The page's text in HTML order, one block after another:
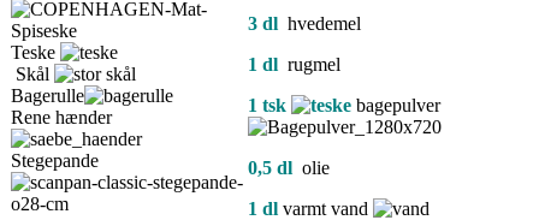
Teske
Skål
Bagerulle
Rene hænder
Stegepande
3 dl hvedemel
1 dl rugmel
1 tsk
bagepulver
0,5 dl olie
1 dl varmt vand